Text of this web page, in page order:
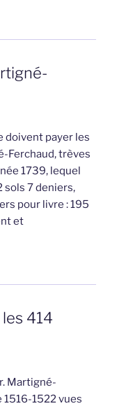
doivent payer les
Ferchaud, trèves
1739, lequel
sols 7 deniers,
pour livre : 195
et
414
Martigné-
1516-1522 vues